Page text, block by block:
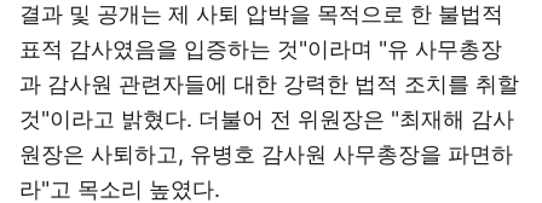
결과 및 공개는 제 사퇴 압박을 목적으로 한 불법적
표적 감사였음을 입증하는 것"이라며 "유 사무총장
과 감사원 관련자들에 대한 강력한 법적 조치를 취할
것"이라고 밝혔다. 더불어 전 위원장은 "최재해 감사
원장은 사퇴하고, 유병호 감사원 사무총장을 파면하
라"고 목소리 높였다.